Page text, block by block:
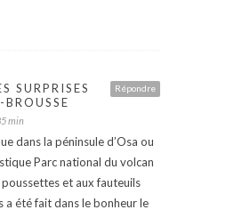
Répondre
SURPRISES
min
dans la péninsule d’Osa ou
Parc national du volcan
poussettes et aux fauteuils
a été fait dans le bonheur le